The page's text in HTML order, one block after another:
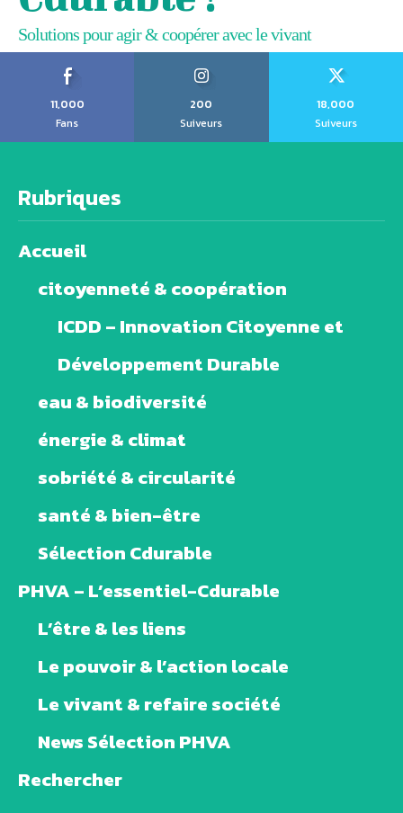
Solutions pour agir & coopérer avec le vivant
11,000
Fans
200
Suiveurs
18,000
Suiveurs
Rubriques
Accueil
citoyenneté & coopération
ICDD – Innovation Citoyenne et
Développement Durable
eau & biodiversité
énergie & climat
sobriété & circularité
santé & bien-être
Sélection Cdurable
PHVA – L’essentiel-Cdurable
L’être & les liens
Le pouvoir & l’action locale
Le vivant & refaire société
News Sélection PHVA
Rechercher